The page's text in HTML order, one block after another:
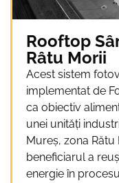
Rooftop
Râtu Morii
Acest sistem
implementat de
ca obiectiv
unei unități
Mureș, zona Rătu
beneficiarul a
energie în